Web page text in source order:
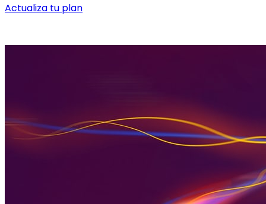
Actualiza tu plan